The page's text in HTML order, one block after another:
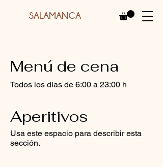
SALAMANCA
Menú de cena
Todos los días de 6:00 a 23:00 h
Aperitivos
Usa este espacio para describir esta
sección.